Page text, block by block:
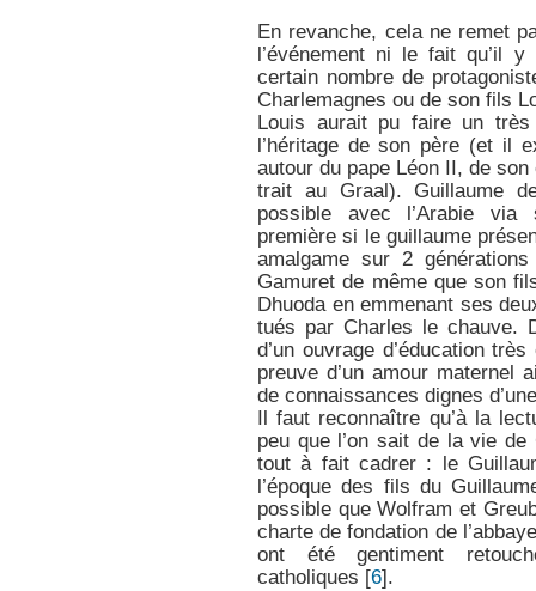
En revanche, cela ne remet
l’événement ni le fait qu’il
certain nombre de
Charlemagnes ou de son fils
Louis aurait pu faire un très
l’héritage de son père (et il
autour du pape Léon II, de
trait au Graal). Guillaume
possible avec l’Arabie via
première si le guillaume
amalgame sur 2
Gamuret de même que son
Dhuoda en emmenant ses
tués par Charles le chauve.
d’un ouvrage d’éducation
preuve d’un amour maternel
de connaissances dignes
Il faut reconnaître qu’à la
peu que l’on sait de la vie
tout à fait cadrer : le
l’époque des fils du
possible que Wolfram et
charte de fondation de
ont été gentiment
catholiques [6].